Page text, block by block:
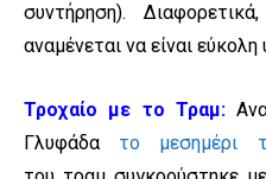
συντήρηση).
αναμένεται να είναι
Τροχαίο με το Τραμ:
Γλυφάδα το μεσημέρι